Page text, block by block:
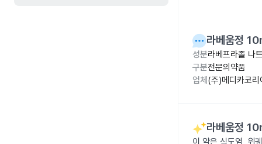
라베움정
성분라베프라졸 나
구분전문의약품
업체 (주)메디카코리
라베움정
이 약은 식도염, 위